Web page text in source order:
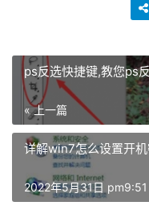
ps反选快捷键,教您ps
« 上一篇
详解win7怎么设置开
2022年5月31日 pm9:51